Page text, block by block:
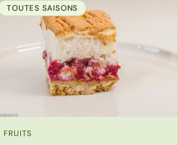
TOUTES SAISONS
FRUITS